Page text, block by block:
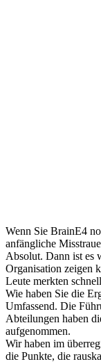
Wenn Sie BrainE4
anfängliche
Absolut. Dann ist es
Organisation zeigen
Leute merkten
Wie haben Sie die
Umfassend. Die
Abteilungen haben
aufgenommen.
Wir haben im
die Punkte, die